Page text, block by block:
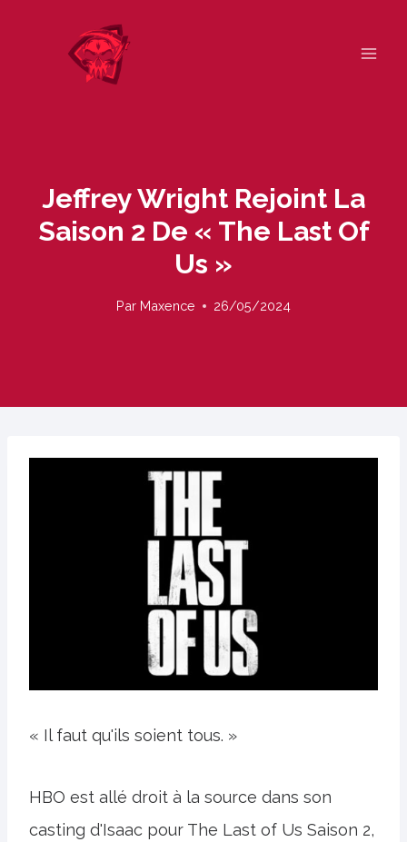
Jeffrey Wright Rejoint La
Saison 2 De « The Last Of
Us »
Par Maxence 26/05/2024
« Il faut qu'ils soient tous. »
HBO est allé droit à la source dans son
casting d'Isaac pour The Last of Us Saison 2,